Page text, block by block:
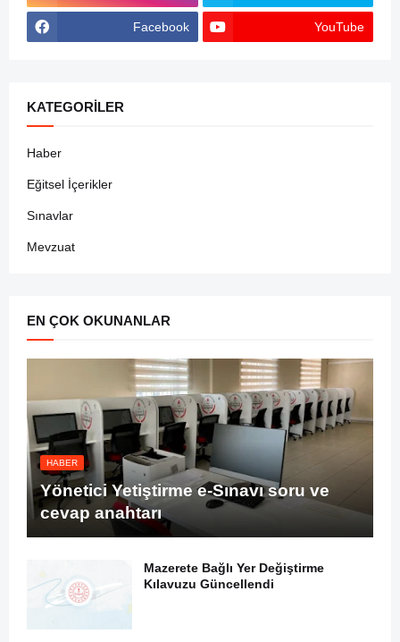
Facebook YouTube
KATEGORILER
Haber
Eğitsel İçerikler
Sınavlar
Mevzuat
EN ÇOK OKUNANLAR
HABER
Yönetici Yetiştirme e-Sınavı soru ve
cevap anahtarı
Mazerete Bağlı Yer Değiştirme
Kılavuzu Güncellendi